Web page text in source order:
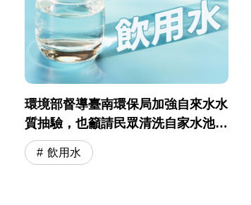
環境部督導臺南環保局加強自來水水
質抽驗，也籲請民眾清洗自家水池水
塔，維護用水安全
飲用水